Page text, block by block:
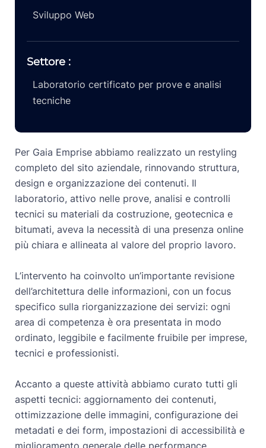
Sviluppo Web
Settore :
Laboratorio certificato per prove e analisi
tecniche
Per Gaia Emprise abbiamo realizzato un restyling
completo del sito aziendale, rinnovando struttura,
design e organizzazione dei contenuti. Il
laboratorio, attivo nelle prove, analisi e controlli
tecnici su materiali da costruzione, geotecnica e
bitumati, aveva la necessità di una presenza online
più chiara e allineata al valore del proprio lavoro.
L’intervento ha coinvolto un’importante revisione
dell’architettura delle informazioni, con un focus
specifico sulla riorganizzazione dei servizi: ogni
area di competenza è ora presentata in modo
ordinato, leggibile e facilmente fruibile per imprese,
tecnici e professionisti.
Accanto a queste attività abbiamo curato tutti gli
aspetti tecnici: aggiornamento dei contenuti,
ottimizzazione delle immagini, configurazione dei
metadati e dei form, impostazioni di accessibilità e